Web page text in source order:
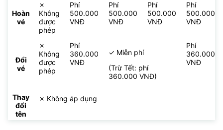
Hoàn
vé
✗
Không
được
phép
Phí
500.000
VNĐ
Phí
500.000
VNĐ
Phí
500.000
VNĐ
Phí
500.000
VNĐ
Đổi
vé
✗
Không
được
phép
Phí
360.000
VNĐ
✓ Miễn phí
(Trừ Tết: phí
360.000 VNĐ)
Phí
360.000
VNĐ
Thay
đổi
tên
✗ Không áp dụng